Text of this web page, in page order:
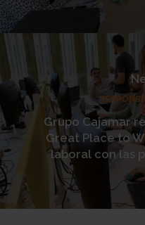
Grupo Cajamar
Great Place to
laboral con las